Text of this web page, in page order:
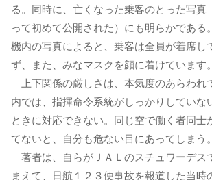
る。同時に、亡くなった乗客のとった写真
って初めて公開された）にも明らかである
機内の写真によると、乗客は全員が着席し
ず、また、みなマスクを顔に着けていま
上下関係の厳しさは、本気度のあらわれ
内では、指揮命令系統がしっかりしていな
ときに対応できない。同じ空で働く者同士
てないと、自分も危ない目にあってしまう。
著者は、自らがＪＡＬのスチュワーデス
まえて、日航１２３便事故を報道した当時